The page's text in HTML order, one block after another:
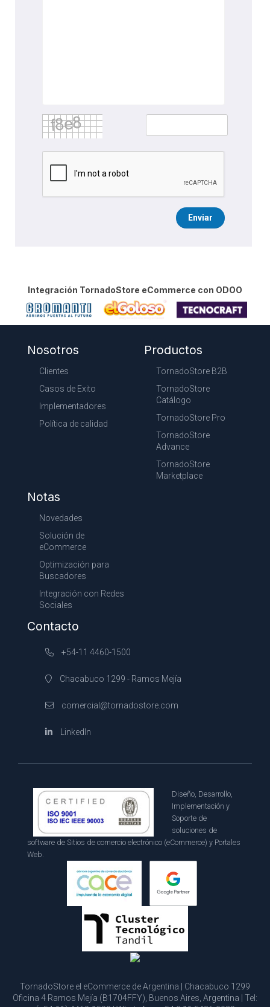
Enviar
Integración TornadoStore eCommerce con ODOO
Nosotros
Clientes
Casos de Exito
Implementadores
Política de calidad
Productos
TornadoStore B2B
TornadoStore
Catálogo
TornadoStore Pro
TornadoStore
Advance
TornadoStore
Marketplace
Notas
Novedades
Solución de
eCommerce
Optimización para
Buscadores
Integración con Redes
Sociales
Contacto
+54-11 4460-1500
Chacabuco 1299 - Ramos Mejía
comercial@tornadostore.com
LinkedIn
Diseño, Desarrollo,
Implementación y
Soporte de
soluciones de
software de Sitios de comercio electrónico (eCommerce) y Portales
Web.
TornadoStore el eCommerce de Argentina | Chacabuco 1299
Oficina 4 Ramos Mejía (B1704FFY), Buenos Aires, Argentina | Tel: